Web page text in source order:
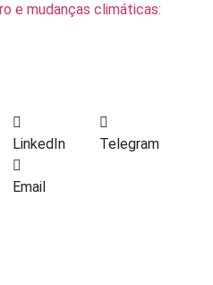
e mudanças climáticas:
LinkedIn Telegram
Email